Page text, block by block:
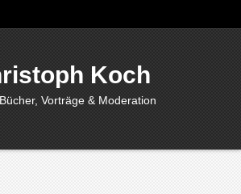
Koch
Vorträge & Moderation